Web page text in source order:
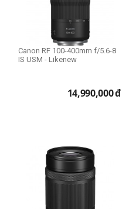
Canon RF 100-400mm f/5.6-8
IS USM - Likenew
14,990,000đ